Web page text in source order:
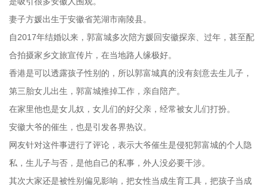
妻子方媛出生于安徽省芜湖市南陵县。
自2017年结婚以来，郭富城多次陪方媛回安徽探亲、过年，甚至配
合拍摄家乡文旅宣传片，在当地路人缘极好。
香港是可以透露孩子性别的，所以郭富城真的没有刻意去生儿子，
第三胎女儿出生，郭富城推掉工作，亲自陪产。
在家里他也是女儿奴，女儿们的好父亲，经常被女儿们打扮。
安徽大爷的催生，也是引发各界热议。
网友针对这件事进行了评论，表示大爷催生是侵犯郭富城的个人隐
私，生儿子与否，是他自己的私事，外人没必要干涉。
其次大家还是被性别偏见影响，把女性当成生育工具，把孩子当成